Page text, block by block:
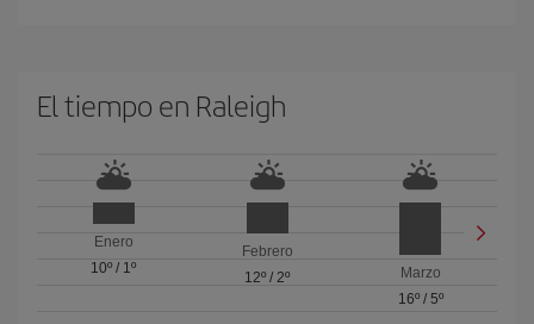
El tiempo en Raleigh
Enero
10º / 1º
Febrero
12º / 2º
Marzo
16º/ 5º